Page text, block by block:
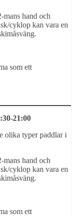
mans hand och
cyklop kan vara en
som ett
21:00
olika typer paddlar i
mans hand och
cyklop kan vara en
som ett